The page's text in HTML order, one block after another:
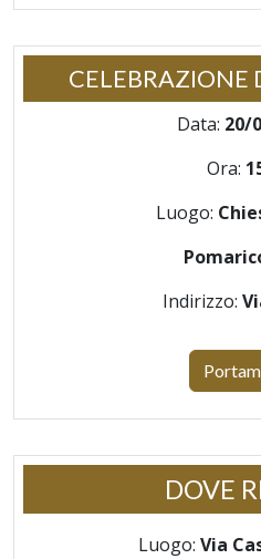
CELEBRAZIONE
Data: 20/
Ora:
Luogo:
Indirizzo:
DOVE
Luogo: Via